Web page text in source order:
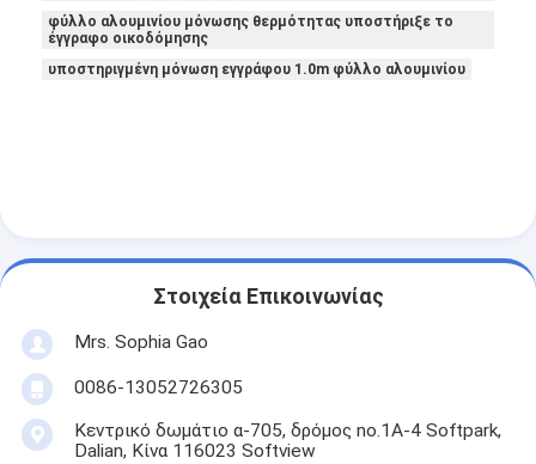
Κολλητική ταινία ταινιών Polyimide
Κολλητική ταινία φύλλων αλουμινίου αργιλίου
Αντιμέτωπο φύλλο αλουμινίου έγγραφο της Kraft
φύλλο αλουμινίου μόνωσης θερμότητας υποστήριξε το
έγγραφο οικοδόμησης
υποστηριγμένη μόνωση εγγράφου 1.0m φύλλο αλουμινίου
Στοιχεία Επικοινωνίας
Mrs. Sophia Gao
0086-13052726305
Κεντρικό δωμάτιο α-705, δρόμος no.1A-4 Softpark,
Dalian, Κίνα 116023 Softview